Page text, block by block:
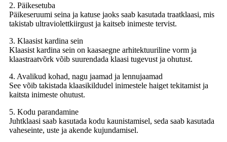
2. Päikesetuba
Päikeseruumi seina ja katuse jaoks saab kasutada traatklaasi, mis
takistab ultraviolettkiirgust ja kaitseb inimeste tervist.
3. Klaasist kardina sein
Klaasist kardina sein on kaasaegne arhitektuuriline vorm ja
klaastraatvõrk võib suurendada klaasi tugevust ja ohutust.
4. Avalikud kohad, nagu jaamad ja lennujaamad
See võib takistada klaasikildudel inimestele haiget tekitamist ja
kaitsta inimeste ohutust.
5. Kodu parandamine
Juhtklaasi saab kasutada kodu kaunistamisel, seda saab kasutada
vaheseinte, uste ja akende kujundamisel.